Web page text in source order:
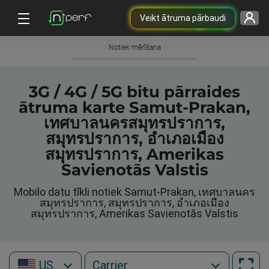
Veikt ātruma pārbaudi
Notiek mērīšana
3G / 4G / 5G bitu pārraides
ātruma karte Samut-Prakan,
เทศบาลนครสมุทรปราการ,
สมุทรปราการ, อำเภอเมือง
สมุทรปราการ, Amerikas
Savienotās Valstis
Mobilo datu tīkli notiek Samut-Prakan, เทศบาลนคร
สมุทรปราการ, สมุทรปราการ, อำเภอเมือง
สมุทรปราการ, Amerikas Savienotās Valstis
US